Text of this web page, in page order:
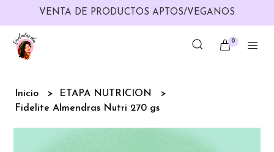
VENTA DE PRODUCTOS APTOS/VEGANOS
0
Inicio
ETAPA NUTRICION
Fidelite Almendras Nutri 270 gs